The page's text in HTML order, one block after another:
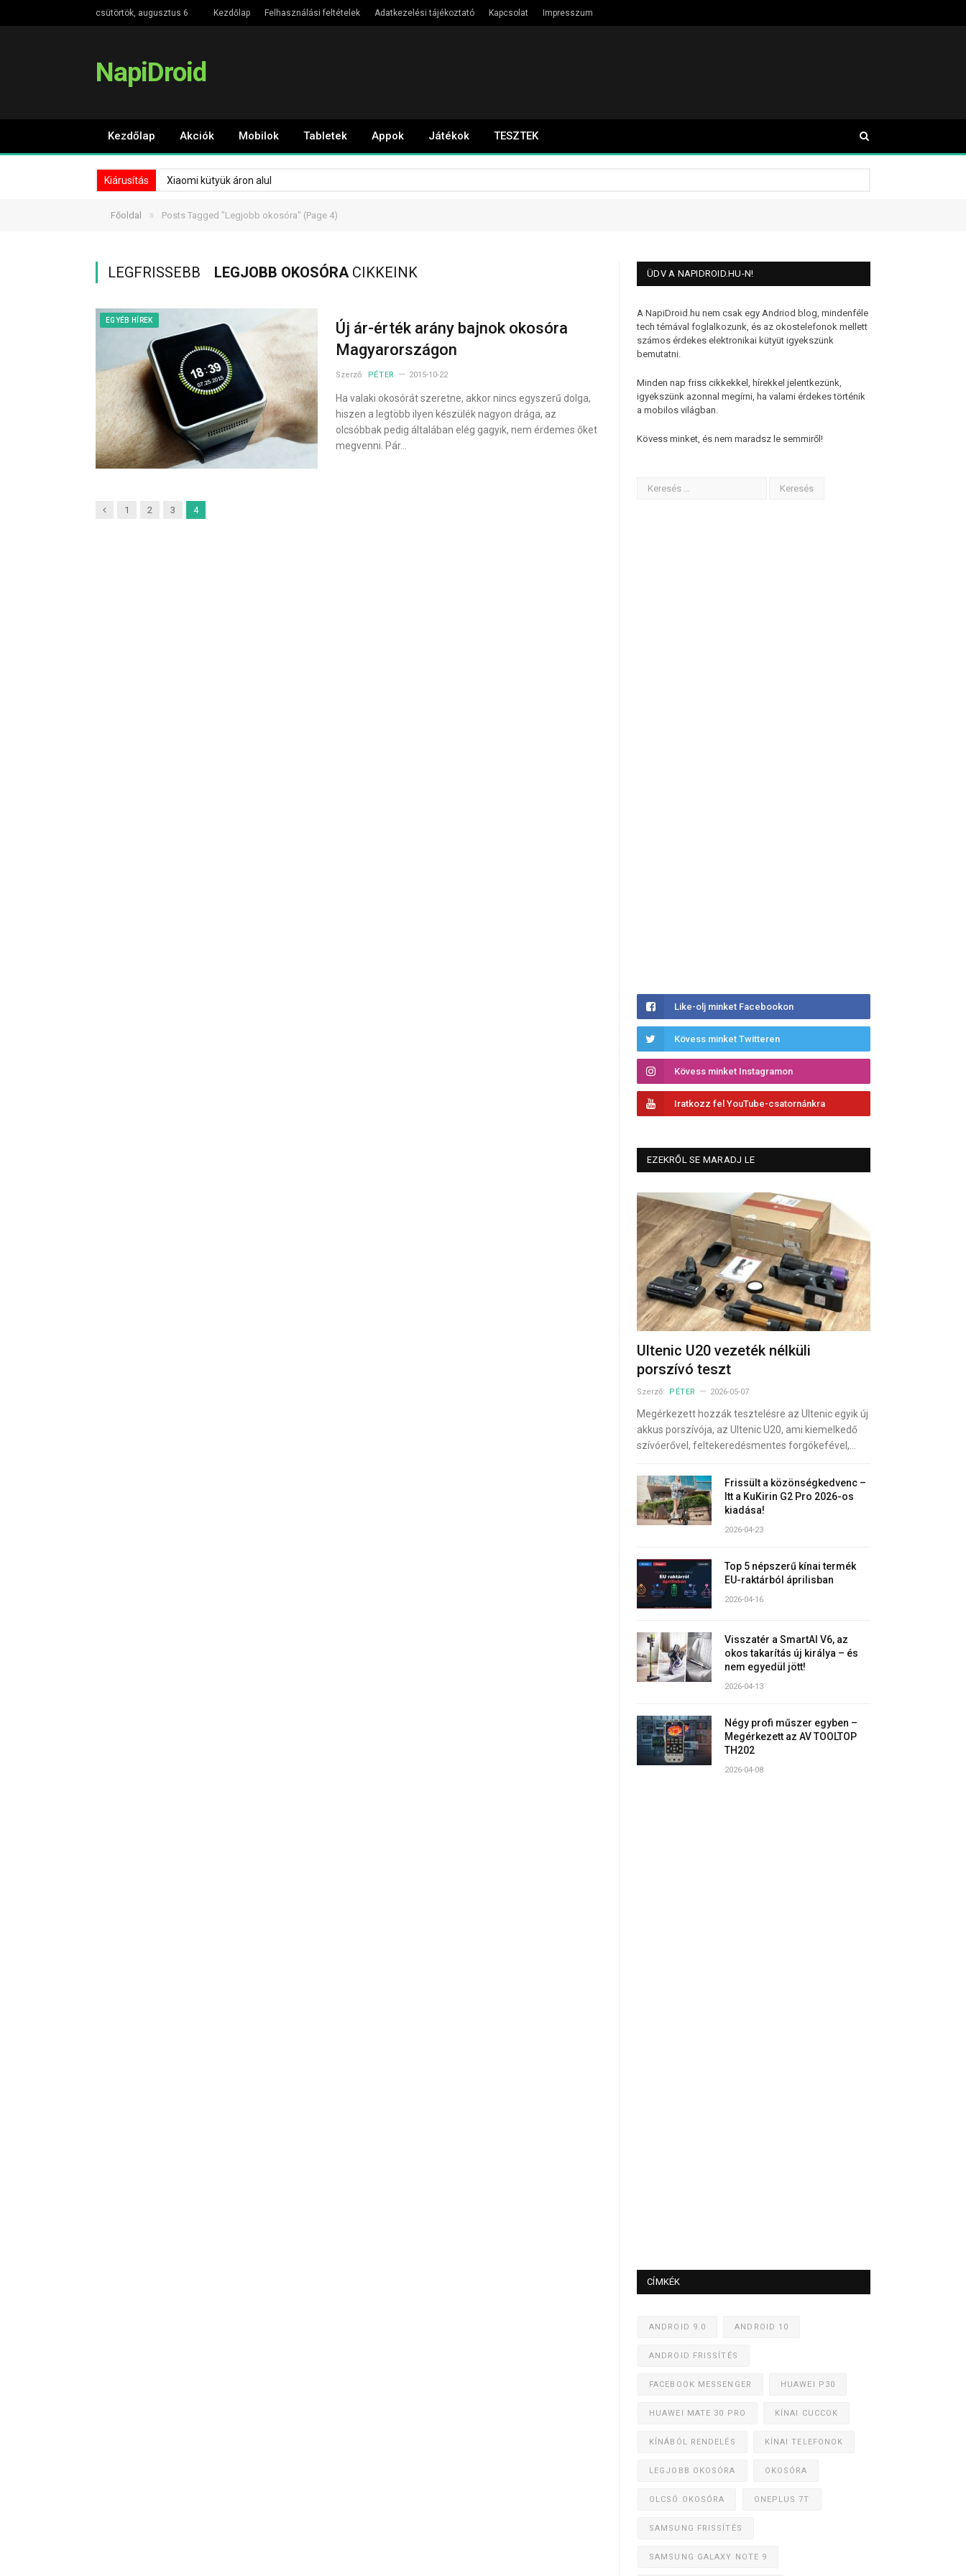
csütörtök, augusztus 6 Kezdőlap Felhasználási feltételek Adatkezelési tájékoztató Kapcsolat Impresszum
NapiDroid
Kezdőlap Akciók Mobilok Tabletek Appok Játékok TESZTEK
Kiárusítás Xiaomi kütyük áron alul
Főoldal » Posts Tagged "Legjobb okosóra" (Page 4)
LEGFRISSEBB LEGJOBB OKOSÓRACIKKEINK
EGYÉB HÍREK
Új ár-érték arány bajnok okosóra
Magyarországon
Szerző: PÉTER 2015-10-22
Ha valaki okosórát szeretne, akkor nincs egyszerű dolga,
hiszen a legtöbb ilyen készülék nagyon drága, az
olcsóbbak pedig általában elég gagyik, nem érdemes őket
megvenni. Pár…
Previous
1 2 3 4
ÜDV A NAPIDROID.HU-N!
A NapiDroid.hu nem csak egy Andriod blog, mindenféle
tech témával foglalkozunk, és az okostelefonok mellett
számos érdekes elektronikai kütyüt igyekszünk
bemutatni.
Minden nap friss cikkekkel, hírekkel jelentkezünk,
igyekszünk azonnal megírni, ha valami érdekes történik
a mobilos világban.
Kövess minket, és nem maradsz le semmiről!
Like-olj minket Facebookon
Kövess minket Twitteren
Kövess minket Instagramon
Iratkozz fel YouTube-csatornánkra
EZEKRŐL SE MARADJ LE
Ultenic U20 vezeték nélküli
porszívó teszt
Szerző: PÉTER 2026-05-07
Megérkezett hozzák tesztelésre az Ultenic egyik új
akkus porszívója, az Ultenic U20, ami kiemelkedő
szívóerővel, feltekeredésmentes forgókefével,…
Frissült a közönségkedvenc –
Itt a KuKirin G2 Pro 2026-os
kiadása!
2026-04-23
Top 5 népszerű kínai termék
EU-raktárból áprilisban
2026-04-16
Visszatér a SmartAI V6, az
okos takarítás új királya – és
nem egyedül jött!
2026-04-13
Négy profi műszer egyben –
Megérkezett az AV TOOLTOP
TH202
2026-04-08
CÍMKÉK
ANDROID 9.0 ANDROID 10
ANDROID FRISSÍTÉS
FACEBOOK MESSENGER HUAWEI P30
HUAWEI MATE 30 PRO KÍNAI CUCCOK
KÍNÁBÓL RENDELÉS KÍNAI TELEFONOK
LEGJOBB OKOSÓRA OKOSÓRA
OLCSÓ OKOSÓRA ONEPLUS 7T
SAMSUNG FRISSÍTÉS
SAMSUNG GALAXY NOTE 9